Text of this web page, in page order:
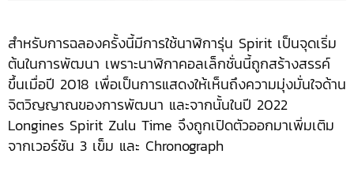
สำหรับการฉลองครั้งนี้มีการใช้นาฬิการุ่น Spirit เป็นจุดเริ่ม
ต้นในการพัฒนา เพราะนาฬิกาคอลเล็กชั่นนี้ถูกสร้างสรรค์
ขึ้นเมื่อปี 2018 เพื่อเป็นการแสดงให้เห็นถึงความมุ่งมั่นใจด้าน
จิตวิญญาณของการพัฒนา และจากนั้นในปี 2022
Longines Spirit Zulu Time จึงถูกเปิดตัวออกมาเพิ่มเติม
จากเวอร์ชัน 3 เข็ม และ Chronograph